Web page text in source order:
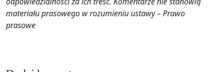
materiału prasowego w rozumieniu ustawy – Prawo
prasowe